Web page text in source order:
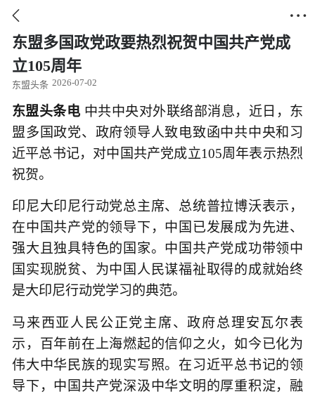
 
东盟多国政党政要热烈祝贺中国共产党成
立105周年
东盟头条 2026-07-02
东盟头条电 中共中央对外联络部消息，近日，东
盟多国政党、政府领导人致电致函中共中央和习
近平总书记，对中国共产党成立105周年表示热烈
祝贺。
印尼大印尼行动党总主席、总统普拉博沃表示，
在中国共产党的领导下，中国已发展成为先进、
强大且独具特色的国家。中国共产党成功带领中
国实现脱贫、为中国人民谋福祉取得的成就始终
是大印尼行动党学习的典范。
马来西亚人民公正党主席、政府总理安瓦尔表
示，百年前在上海燃起的信仰之火，如今已化为
伟大中华民族的现实写照。在习近平总书记的领
导下，中国共产党深汲中华文明的厚重积淀，融